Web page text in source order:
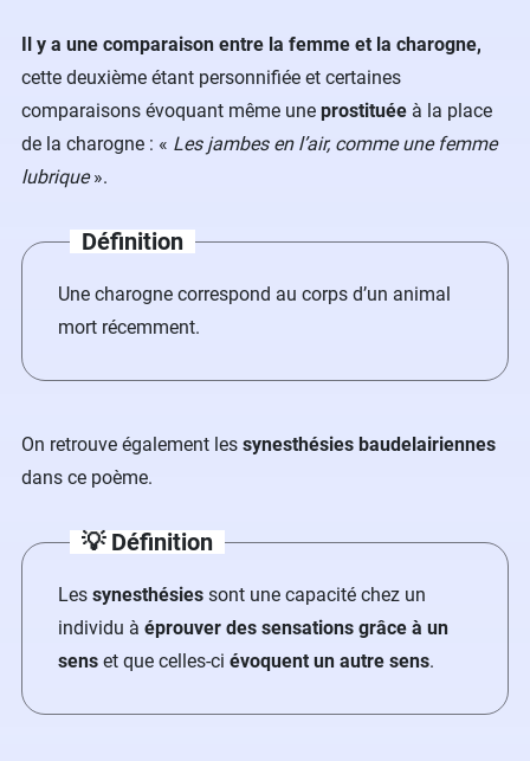
Il y a une comparaison entre la femme et la charogne,
cette deuxième étant personnifiée et certaines
comparaisons évoquant même une prostituée à la place
de la charogne : « Les jambes en l’air, comme une femme
lubrique».
Définition
Une charogne correspond au corps d’un animal
mort récemment.
On retrouve également les synesthésies baudelairiennes
dans ce poème.
💡 Définition
Les synesthésies sont une capacité chez un
individu à éprouver des sensations grâce à un
sens et que celles-ci évoquent un autre sens.